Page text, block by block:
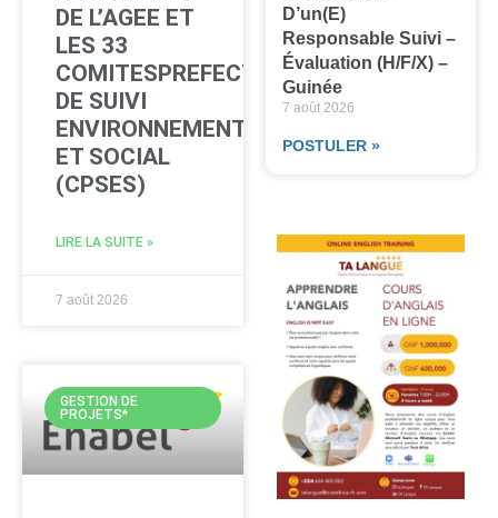
DE L’AGEE ET
LES 33
COMITESPREFECTORAUX
DE SUIVI
ENVIRONNEMENTAL
ET SOCIAL
(CPSES)
LIRE LA SUITE »
7 août 2026
GESTION DE
PROJETS*
D’un(e)
Responsable Suivi –
Évaluation (H/F/X) –
Guinée
7 août 2026
POSTULER »